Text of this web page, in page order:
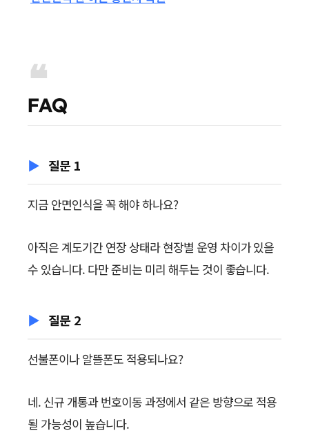
FAQ
질문 1
지금 안면인식을 꼭 해야 하나요?
아직은 계도기간 연장 상태라 현장별 운영 차이가 있을
수 있습니다. 다만 준비는 미리 해두는 것이 좋습니다.
질문 2
선불폰이나 알뜰폰도 적용되나요?
네. 신규 개통과 번호이동 과정에서 같은 방향으로 적용
될 가능성이 높습니다.